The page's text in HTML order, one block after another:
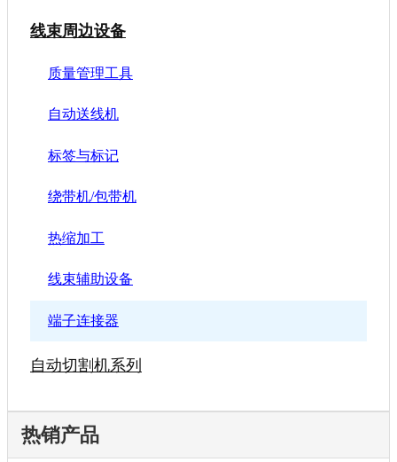
线束周边设备
质量管理工具
自动送线机
标签与标记
绕带机/包带机
热缩加工
线束辅助设备
端子连接器
自动切割机系列
热销产品